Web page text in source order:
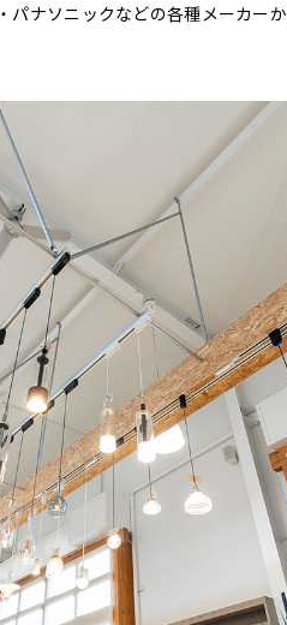
パナソニックなどの各種メーカー